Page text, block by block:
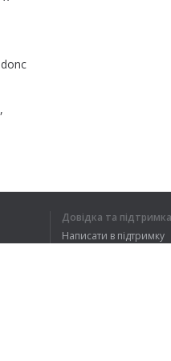
donc
,
Довідка та підтримка
Написати в підтримку